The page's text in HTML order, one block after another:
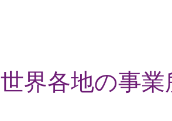
世界各地の事業